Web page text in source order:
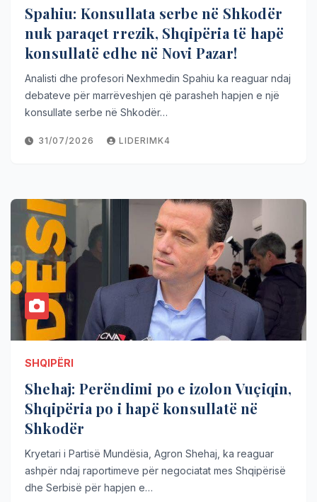
Spahiu: Konsullata serbe në Shkodër
nuk paraqet rrezik, Shqipëria të hapë
konsullatë edhe në Novi Pazar!
Analisti dhe profesori Nexhmedin Spahiu ka reaguar ndaj
debateve për marrëveshjen që parasheh hapjen e një
konsullate serbe në Shkodër…
31/07/2026 LIDERIMK4
SHQIPËRI
Shehaj: Perëndimi po e izolon Vuçiqin,
Shqipëria po i hapë konsullatë në
Shkodër
Kryetari i Partisë Mundësia, Agron Shehaj, ka reaguar
ashpër ndaj raportimeve për negociatat mes Shqipërisë
dhe Serbisë për hapjen e…